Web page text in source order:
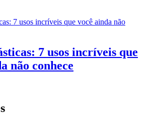
7 usos incríveis que
não conhece